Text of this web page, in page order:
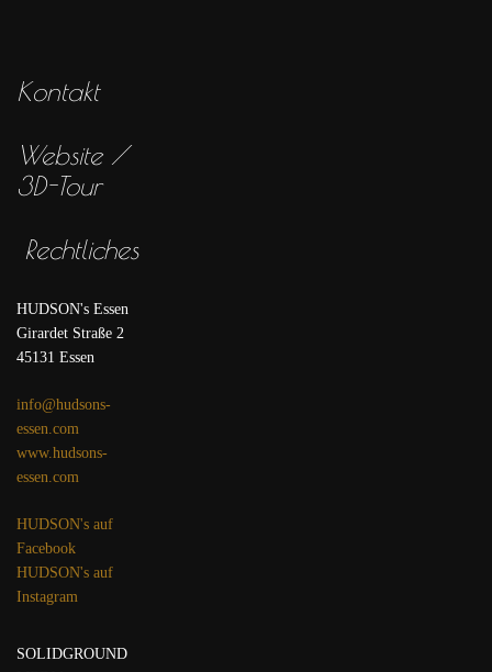
Kontakt
Website /
3D-Tour
Rechtliches
HUDSON's Essen
Girardet Straße 2
45131 Essen
info@hudsons-
essen.com
www.hudsons-
essen.com
HUDSON's auf
Facebook
HUDSON's auf
Instagram
SOLIDGROUND